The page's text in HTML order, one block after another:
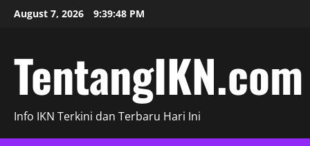
SkipAugust 7, 2026 9:39:49 PM
TentangIKN.com
Info IKN Terkini dan Terbaru Hari Ini